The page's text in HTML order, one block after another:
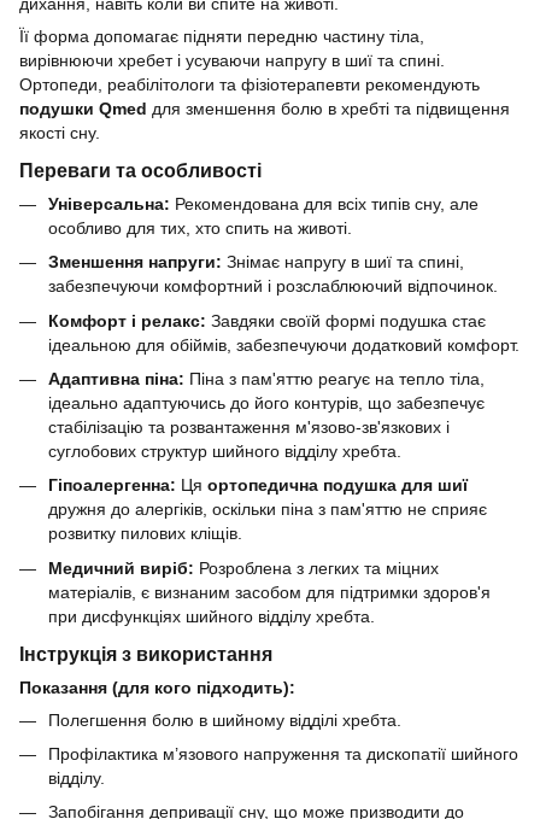
Її форма допомагає підняти передню частину тіла,
вирівнюючи хребет і усуваючи напругу в шиї та спині.
Ортопеди, реабілітологи та фізіотерапевти рекомендують
подушки Qmed для зменшення болю в хребті та підвищення
якості сну.
Переваги та особливості
Універсальна: Рекомендована для всіх типів сну, але
особливо для тих, хто спить на животі.
Зменшення напруги: Знімає напругу в шиї та спині,
забезпечуючи комфортний і розслаблюючий відпочинок.
Комфорт і релакс: Завдяки своїй формі подушка стає
ідеальною для обіймів, забезпечуючи додатковий комфорт.
Адаптивна піна: Піна з пам'яттю реагує на тепло тіла,
ідеально адаптуючись до його контурів, що забезпечує
стабілізацію та розвантаження м'язово-зв'язкових і
суглобових структур шийного відділу хребта.
Гіпоалергенна: Ця ортопедична подушка для шиї
дружня до алергіків, оскільки піна з пам'яттю не сприяє
розвитку пилових кліщів.
Медичний виріб: Розроблена з легких та міцних
матеріалів, є визнаним засобом для підтримки здоров'я
при дисфункціях шийного відділу хребта.
Інструкція з використання
Показання (для кого підходить):
Полегшення болю в шийному відділі хребта.
Профілактика м’язового напруження та дископатії шийного
відділу.
Запобігання депривації сну, що може призводити до